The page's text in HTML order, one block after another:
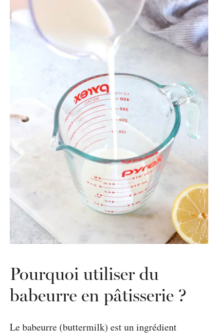
Pourquoi utiliser du
babeurre en pâtisserie ?
Le babeurre (buttermilk) est un ingrédient